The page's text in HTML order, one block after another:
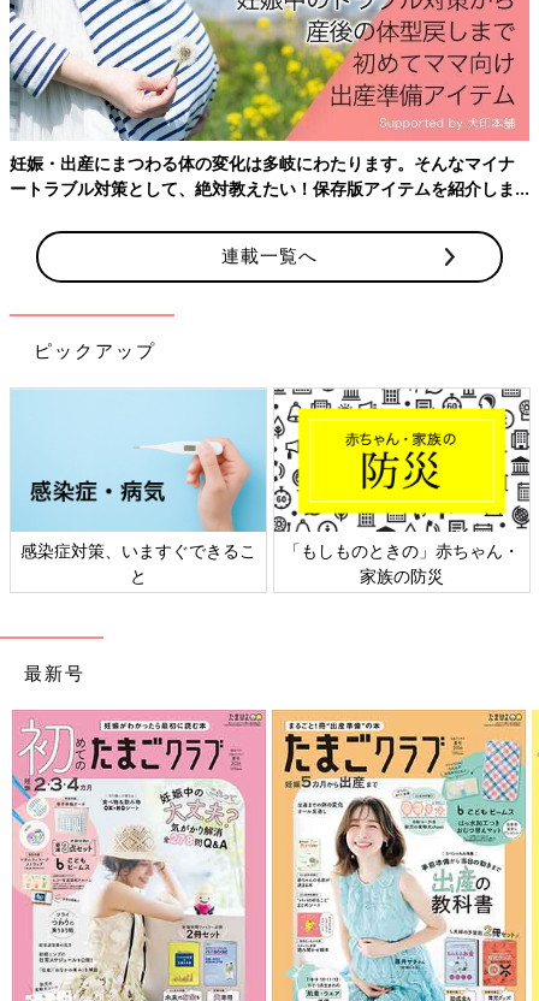
妊娠・出産にまつわる体の変化は多岐にわたります。そんなマイナ
ートラブル対策として、絶対教えたい！保存版アイテムを紹介しま
連載一覧へ
ピックアップ
感染症対策、いますぐできるこ
と
「もしものときの」赤ちゃん・
家族の防災
最新号